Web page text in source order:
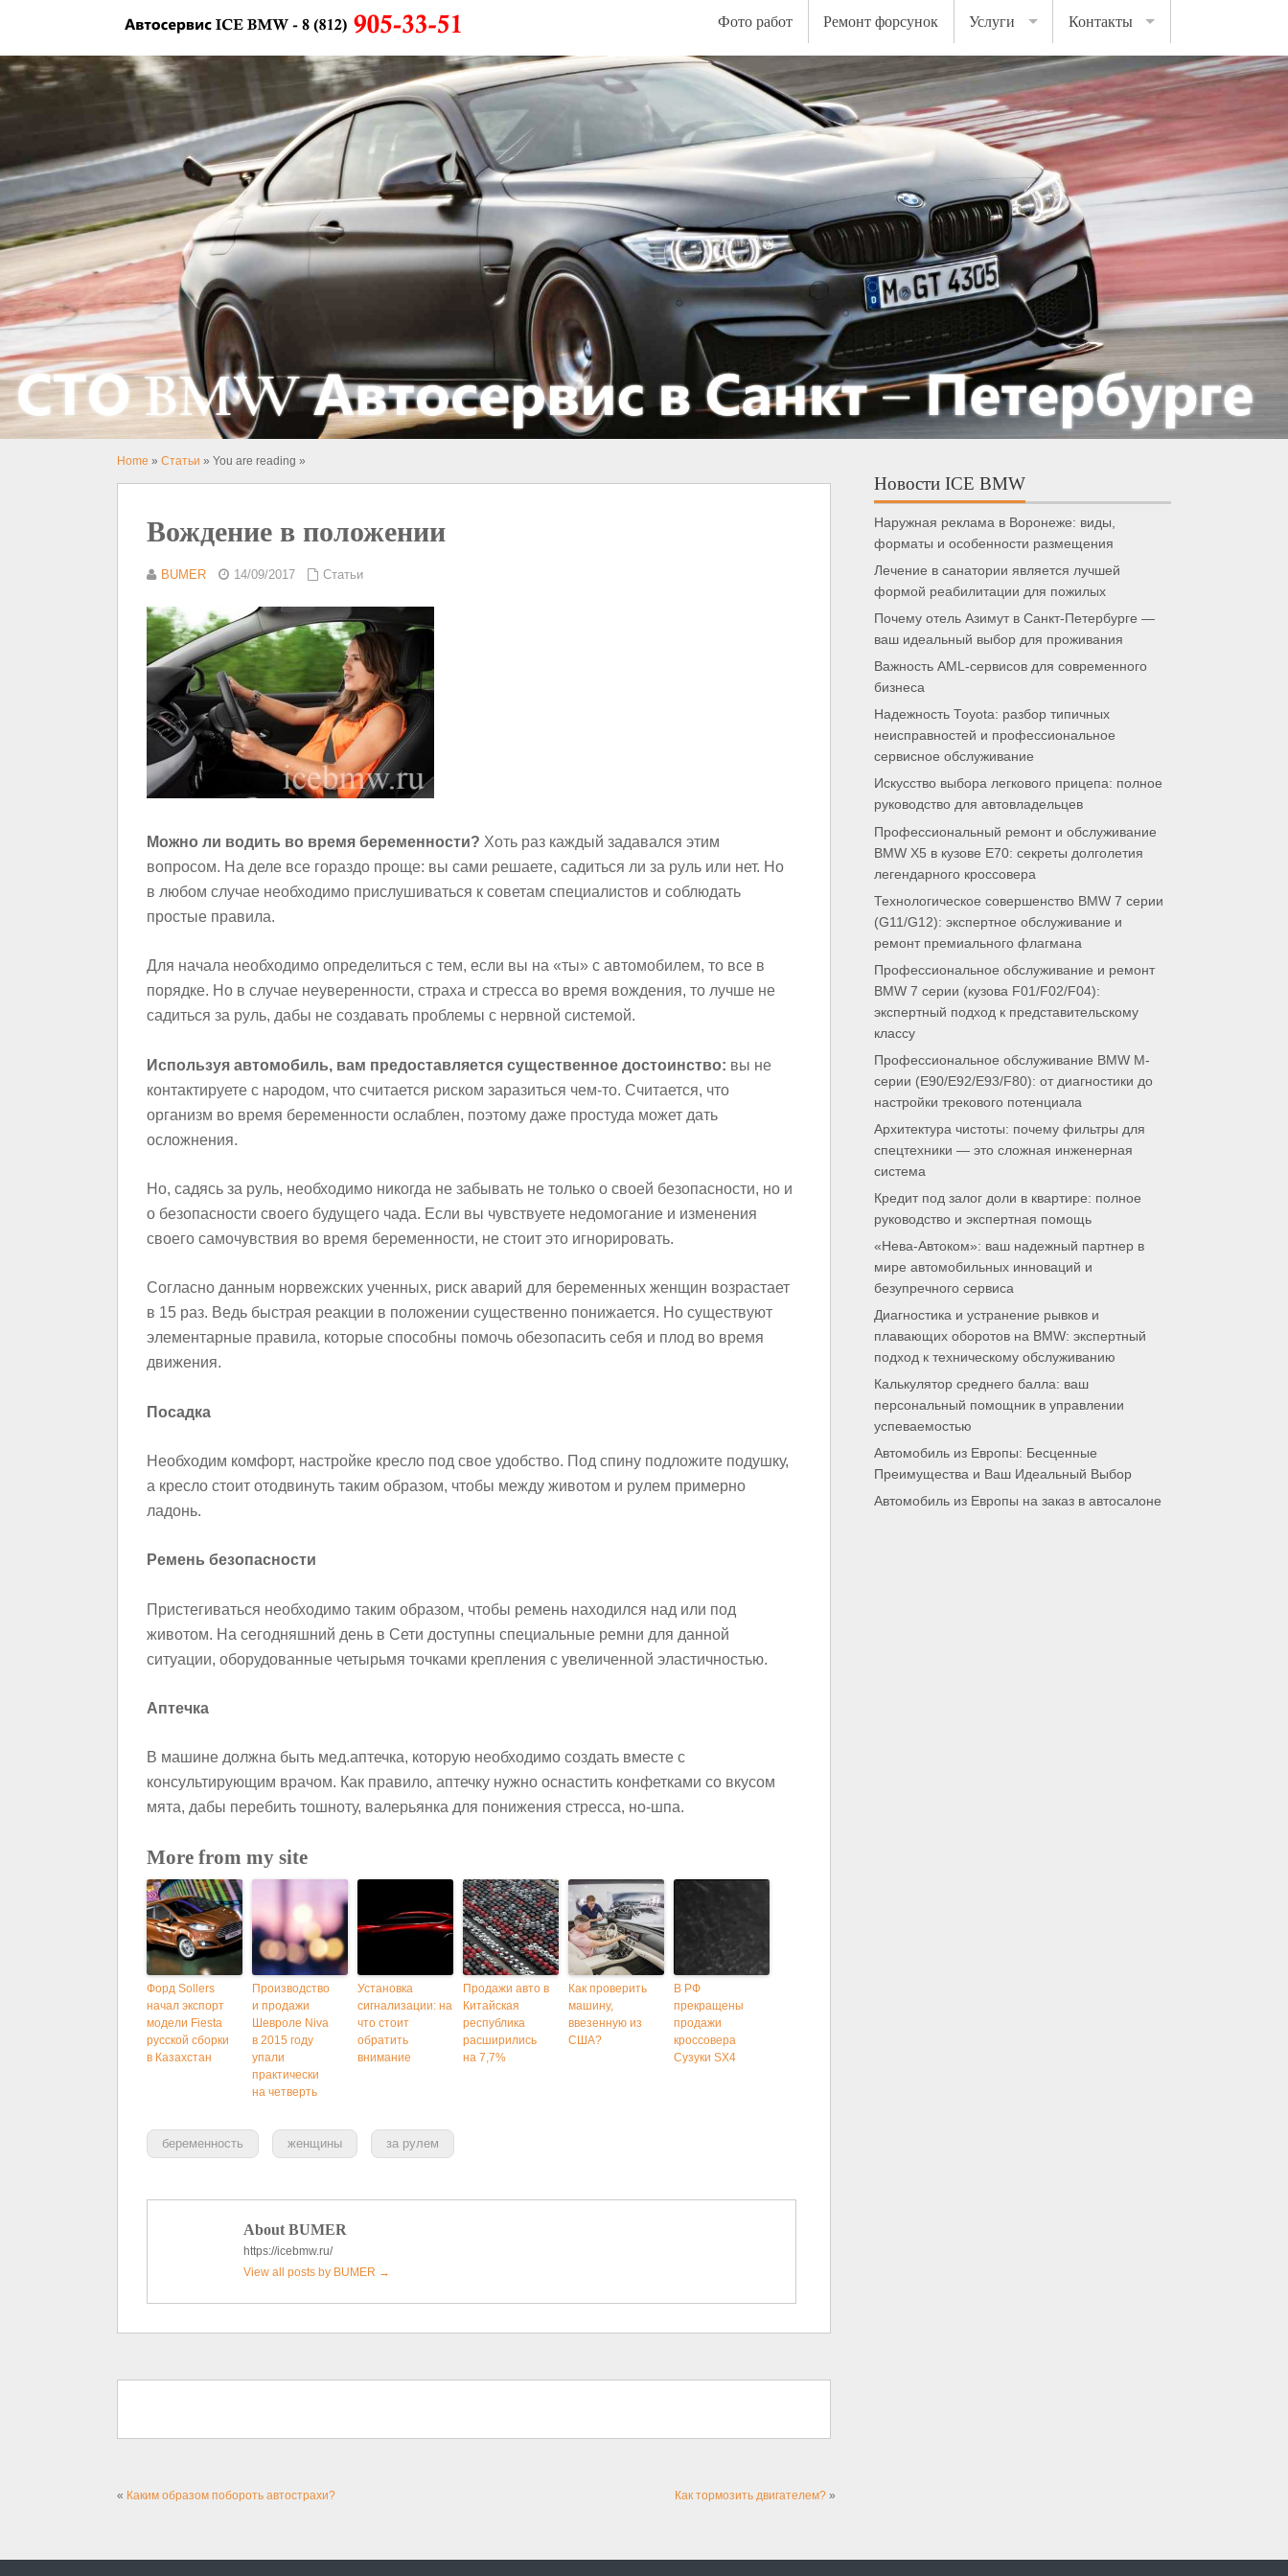
Фото работ Ремонт форсунок Услуги Контакты
Home » Статьи » You are reading »
Вождение в положении
BUMER 14/09/2017 Статьи
Можно ли водить во время беременности? Хоть раз каждый задавался этим
вопросом. На деле все гораздо проще: вы сами решаете, садиться ли за руль или нет. Но
в любом случае необходимо прислушиваться к советам специалистов и соблюдать
простые правила.
Для начала необходимо определиться с тем, если вы на «ты» с автомобилем, то все в
порядке. Но в случае неуверенности, страха и стресса во время вождения, то лучше не
садиться за руль, дабы не создавать проблемы с нервной системой.
Используя автомобиль, вам предоставляется существенное достоинство: вы не
контактируете с народом, что считается риском заразиться чем-то. Считается, что
организм во время беременности ослаблен, поэтому даже простуда может дать
осложнения.
Но, садясь за руль, необходимо никогда не забывать не только о своей безопасности, но и
о безопасности своего будущего чада. Если вы чувствуете недомогание и изменения
своего самочувствия во время беременности, не стоит это игнорировать.
Согласно данным норвежских ученных, риск аварий для беременных женщин возрастает
в 15 раз. Ведь быстрая реакции в положении существенно понижается. Но существуют
элементарные правила, которые способны помочь обезопасить себя и плод во время
движения.
Посадка
Необходим комфорт, настройке кресло под свое удобство. Под спину подложите подушку,
а кресло стоит отодвинуть таким образом, чтобы между животом и рулем примерно
ладонь.
Ремень безопасности
Пристегиваться необходимо таким образом, чтобы ремень находился над или под
животом. На сегодняшний день в Сети доступны специальные ремни для данной
ситуации, оборудованные четырьмя точками крепления с увеличенной эластичностью.
Аптечка
В машине должна быть мед.аптечка, которую необходимо создать вместе с
консультирующим врачом. Как правило, аптечку нужно оснастить конфетками со вкусом
мята, дабы перебить тошноту, валерьянка для понижения стресса, но-шпа.
More from my site
Форд Sollers
начал экспорт
модели Fiesta
русской сборки
в Казахстан
Производство
и продажи
Шевроле Niva
в 2015 году
упали
практически
на четверть
Установка
сигнализации: на
что стоит
обратить
внимание
Продажи авто в
Китайская
республика
расширились
на 7,7%
Как проверить
машину,
ввезенную из
США?
В РФ
прекращены
продажи
кроссовера
Сузуки SX4
беременность женщины за рулем
About BUMER
https://icebmw.ru/
View all posts by BUMER →
« Каким образом побороть автострахи? Как тормозить двигателем? »
Новости ICE BMW
Наружная реклама в Воронеже: виды,
форматы и особенности размещения
Лечение в санатории является лучшей
формой реабилитации для пожилых
Почему отель Азимут в Санкт-Петербурге —
ваш идеальный выбор для проживания
Важность AML-сервисов для современного
бизнеса
Надежность Toyota: разбор типичных
неисправностей и профессиональное
сервисное обслуживание
Искусство выбора легкового прицепа: полное
руководство для автовладельцев
Профессиональный ремонт и обслуживание
BMW X5 в кузове E70: секреты долголетия
легендарного кроссовера
Технологическое совершенство BMW 7 серии
(G11/G12): экспертное обслуживание и
ремонт премиального флагмана
Профессиональное обслуживание и ремонт
BMW 7 серии (кузова F01/F02/F04):
экспертный подход к представительскому
классу
Профессиональное обслуживание BMW M-
серии (E90/E92/E93/F80): от диагностики до
настройки трекового потенциала
Архитектура чистоты: почему фильтры для
спецтехники — это сложная инженерная
система
Кредит под залог доли в квартире: полное
руководство и экспертная помощь
«Нева-Автоком»: ваш надежный партнер в
мире автомобильных инноваций и
безупречного сервиса
Диагностика и устранение рывков и
плавающих оборотов на BMW: экспертный
подход к техническому обслуживанию
Калькулятор среднего балла: ваш
персональный помощник в управлении
успеваемостью
Автомобиль из Европы: Бесценные
Преимущества и Ваш Идеальный Выбор
Автомобиль из Европы на заказ в автосалоне